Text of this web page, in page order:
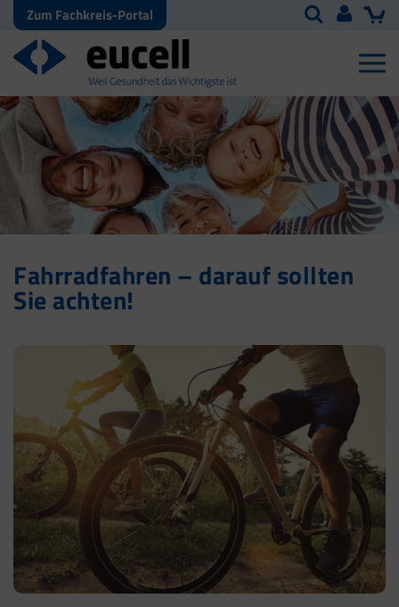
Zum Fachkreis-Portal
Fahrradfahren – darauf sollten
Sie achten!